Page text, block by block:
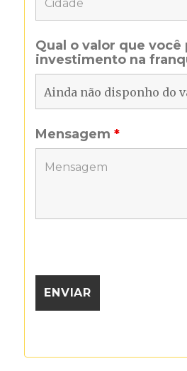
Qual o valor que você
investimento na
Mensagem*